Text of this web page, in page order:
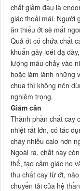
chất giảm đau là
giác thoải mái. Người
ăn thiếu ớt sẽ mất
Quả ớt có chứa chất
khuẩn gây loét dạ
lượng máu chảy vào
hoặc làm lành những
chua thì không nên
nghiêm trọng.
Giảm cân
Thành phần chất cay
nhiệt rất lớn, có tác
cháy nhiều calo hơn
Ngoài ra, chất này
thể, tạo cảm giác no
thu chất cay từ ớt,
chuyển tải của hệ